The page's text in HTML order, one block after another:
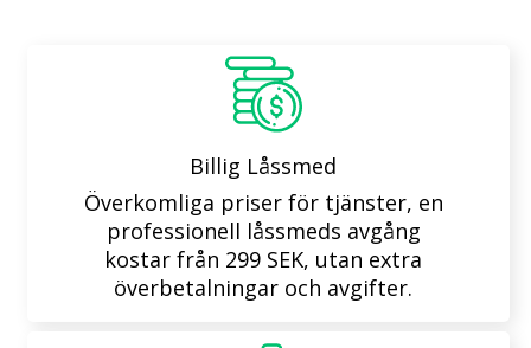
Billig Låssmed
Överkomliga priser för tjänster, en
professionell låssmeds avgång
kostar från 299 SEK, utan extra
överbetalningar och avgifter.